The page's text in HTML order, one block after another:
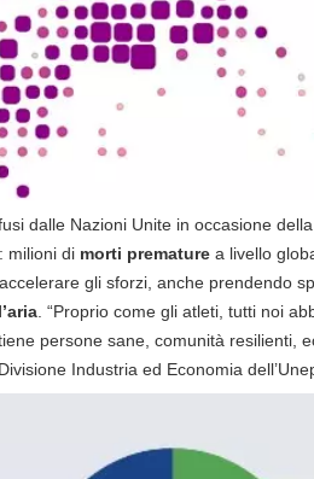
dalle Nazioni Unite in occasione
milioni di morti premature a livello
gli sforzi, anche prendendo
. “Proprio come gli atleti, tutti noi
persone sane, comunità resilienti,
Industria ed Economia